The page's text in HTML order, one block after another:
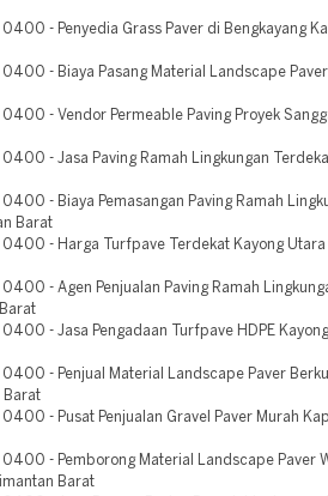
0400 - Penyedia Grass Paver di Bengkayang
0400 - Biaya Pasang Material Landscape
0400 - Vendor Permeable Paving Proyek
0400 - Jasa Paving Ramah Lingkungan
0400 - Biaya Pemasangan Paving Ramah
Barat
0400 - Harga Turfpave Terdekat Kayong
0400 - Agen Penjualan Paving Ramah
0400 - Jasa Pengadaan Turfpave HDPE
0400 - Penjual Material Landscape Paver
Barat
0400 - Pusat Penjualan Gravel Paver Murah
0400 - Pemborong Material Landscape Paver
Barat